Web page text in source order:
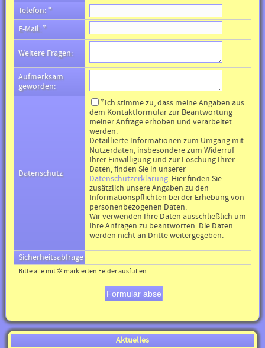
Telefon: ✲
E-Mail: ✲
Weitere Fragen:
Aufmerksam
geworden:
Datenschutz
✲ Ich stimme zu, dass meine Angaben aus
dem Kontaktformular zur Beantwortung
meiner Anfrage erhoben und verarbeitet
werden.
Detaillierte Informationen zum Umgang mit
Nutzerdaten, insbesondere zum Widerruf
Ihrer Einwilligung und zur Löschung Ihrer
Daten, finden Sie in unserer
Datenschutzerklärung. Hier finden Sie
zusätzlich unsere Angaben zu den
Informationspflichten bei der Erhebung von
personenbezogenen Daten.
Wir verwenden Ihre Daten ausschließlich um
Ihre Anfragen zu beantworten. Die Daten
werden nicht an Dritte weitergegeben.
Sicherheitsabfrage
Bitte alle mit ✲ markierten Felder ausfüllen.
Aktuelles